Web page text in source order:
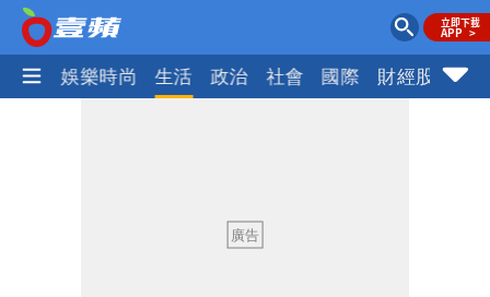
熱門 娛樂時尚 生活 政治 社會 國際 財經股市
展場上演持槍押人！模特經紀人＋員工遭